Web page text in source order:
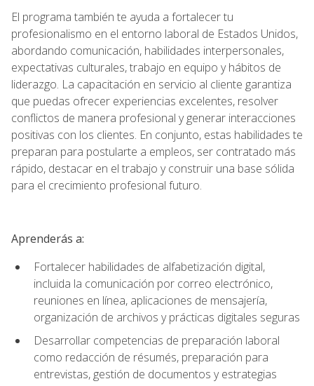
El programa también te ayuda a fortalecer tu
profesionalismo en el entorno laboral de Estados Unidos,
abordando comunicación, habilidades interpersonales,
expectativas culturales, trabajo en equipo y hábitos de
liderazgo. La capacitación en servicio al cliente garantiza
que puedas ofrecer experiencias excelentes, resolver
conflictos de manera profesional y generar interacciones
positivas con los clientes. En conjunto, estas habilidades te
preparan para postularte a empleos, ser contratado más
rápido, destacar en el trabajo y construir una base sólida
para el crecimiento profesional futuro.
Aprenderás a:
Fortalecer habilidades de alfabetización digital,
incluida la comunicación por correo electrónico,
reuniones en línea, aplicaciones de mensajería,
organización de archivos y prácticas digitales seguras
Desarrollar competencias de preparación laboral
como redacción de résumés, preparación para
entrevistas, gestión de documentos y estrategias